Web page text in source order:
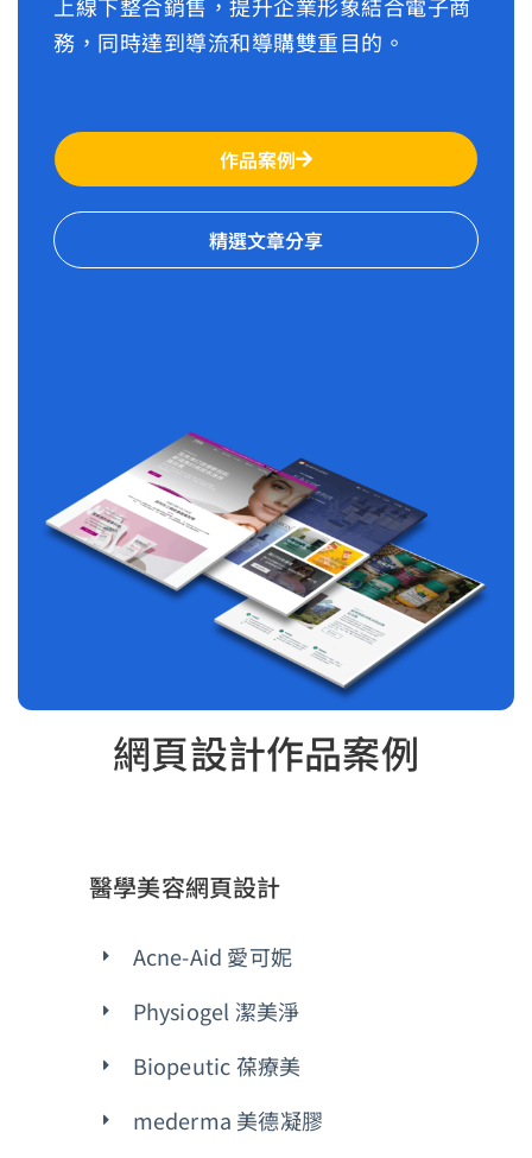
務，同時達到導流和導購雙重目的。
作品案例
精選文章分享
網頁設計作品案例
醫學美容網頁設計
Acne-Aid 愛可妮
Physiogel 潔美淨
Biopeutic 葆療美
mederma 美德凝膠